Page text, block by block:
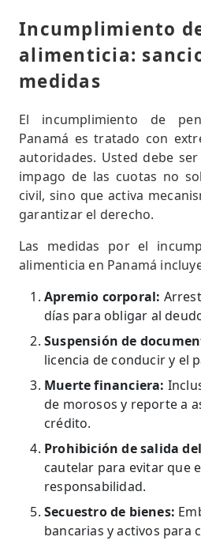
Incumplimiento
alimenticia:
medidas
El incumplimiento de
Panamá es tratado con
autoridades. Usted debe
impago de las cuotas no
civil, sino que activa
garantizar el derecho.
Las medidas por el
alimenticia en Panamá
Apremio corporal:
días para obligar al
Suspensión de
licencia de conducir y el
Muerte financiera:
de morosos y reporte a
crédito.
Prohibición de salida
cautelar para evitar que
responsabilidad.
Secuestro de bienes:
bancarias y activos para